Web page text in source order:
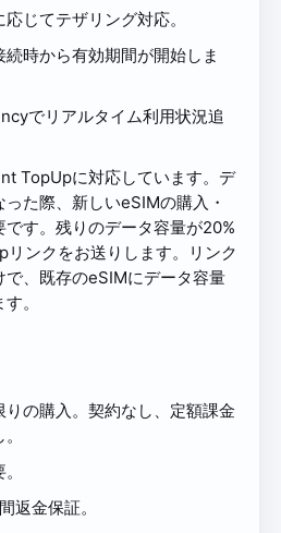
じてテザリング対応。
時から有効期間が開始しま
でリアルタイム利用状況追
TopUpに対応しています。デ
た際、新しいeSIMの購入・
です。残りのデータ容量が20%
リンクをお送りします。リンク
で、既存のeSIMにデータ容量
。
りの購入。契約なし、定額課金
返金保証。